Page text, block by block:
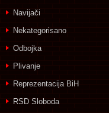
Navijači
Nekategorisano
Odbojka
Plivanje
Reprezentacija BiH
RSD Sloboda